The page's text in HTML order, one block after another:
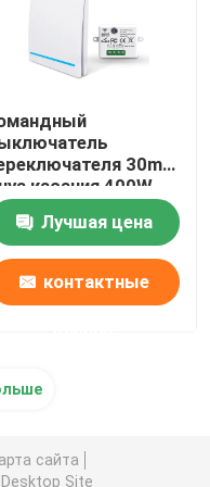
30m
касания 400W
беспроводной
Лучшая цена
контактные
сайта
Desktop Site